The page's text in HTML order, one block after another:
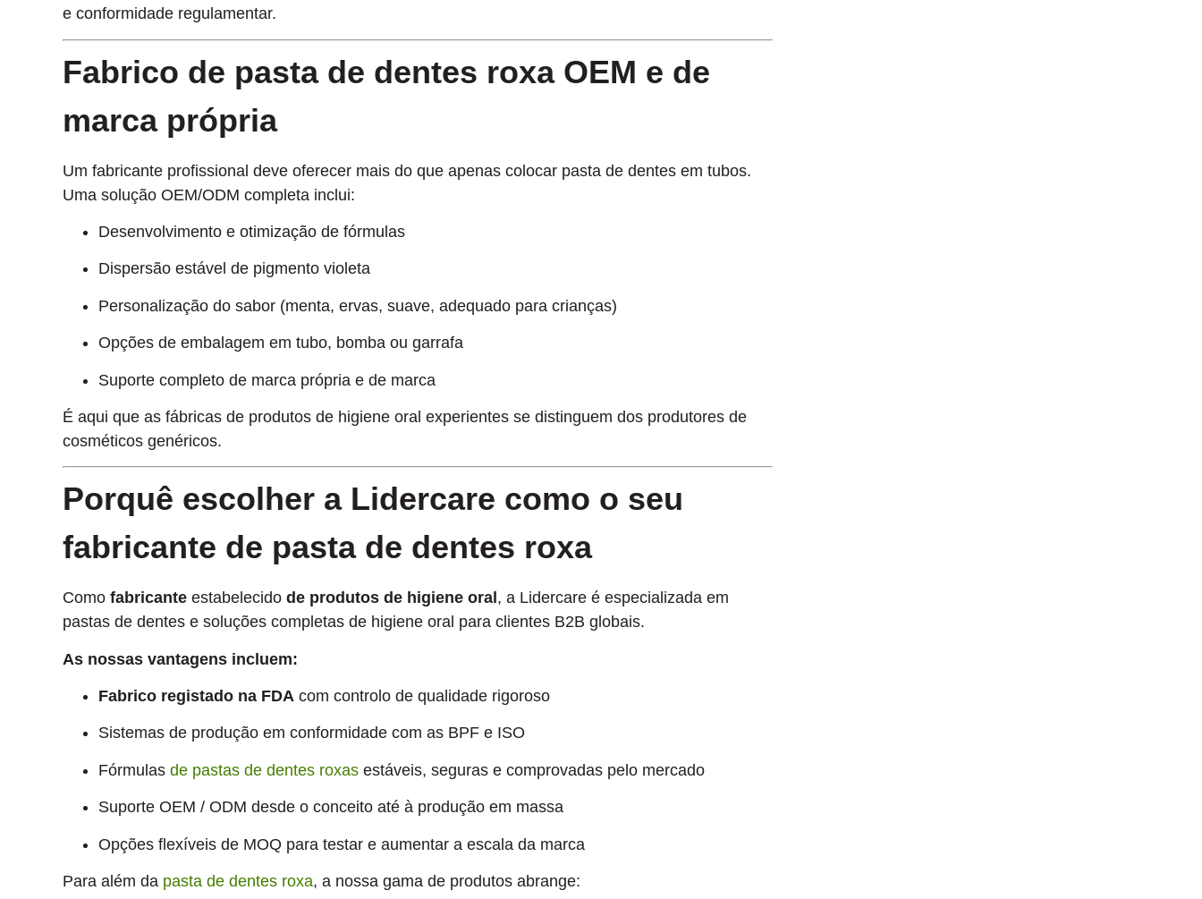
e conformidade regulamentar.
Fabrico de pasta de dentes roxa OEM e de
marca própria
Um fabricante profissional deve oferecer mais do que apenas colocar pasta de dentes em tubos.
Uma solução OEM/ODM completa inclui:
Desenvolvimento e otimização de fórmulas
Dispersão estável de pigmento violeta
Personalização do sabor (menta, ervas, suave, adequado para crianças)
Opções de embalagem em tubo, bomba ou garrafa
Suporte completo de marca própria e de marca
É aqui que as fábricas de produtos de higiene oral experientes se distinguem dos produtores de
cosméticos genéricos.
Porquê escolher a Lidercare como o seu
fabricante de pasta de dentes roxa
Como fabricante estabelecido de produtos de higiene oral , a Lidercare é especializada em
pastas de dentes e soluções completas de higiene oral para clientes B2B globais.
As nossas vantagens incluem:
Fabrico registado na FDA com controlo de qualidade rigoroso
Sistemas de produção em conformidade com as BPF e ISO
Fórmulas de pastas de dentes roxas estáveis, seguras e comprovadas pelo mercado
Suporte OEM / ODM desde o conceito até à produção em massa
Opções flexíveis de MOQ para testar e aumentar a escala da marca
Para além da pasta de dentes roxa, a nossa gama de produtos abrange: